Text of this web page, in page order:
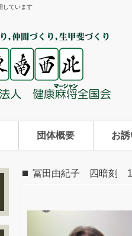
しています
団体概要 お
冨田由紀子 四暗刻